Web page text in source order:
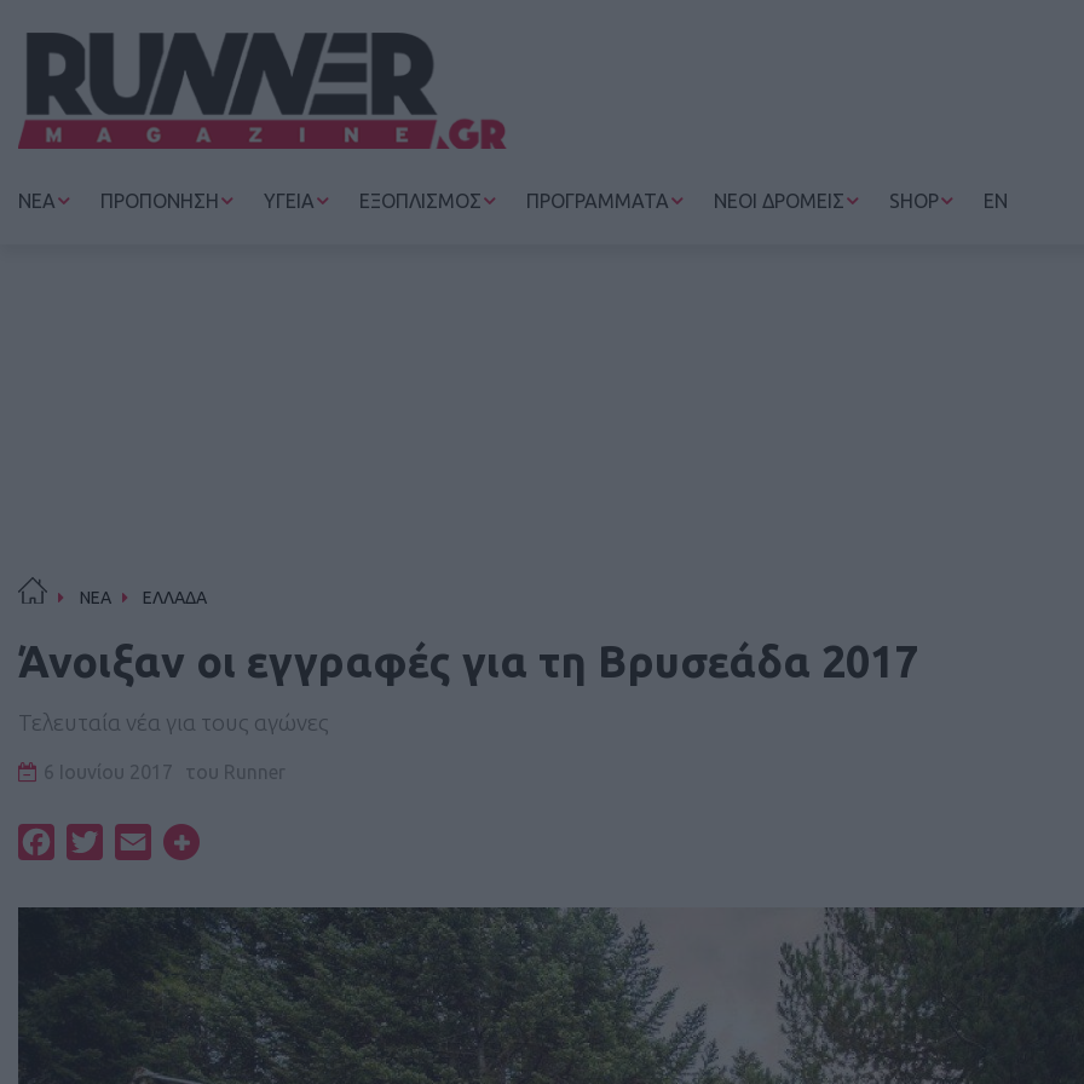
ΝΕΑ ΠΡΟΠΟΝΗΣΗ ΥΓΕΙΑ ΕΞΟΠΛΙΣΜΟΣ ΠΡΟΓΡΑΜΜΑΤΑ ΝΕΟΙ ΔΡΟΜΕΙΣ SHOP EN
ΝΕΑ ΕΛΛΑΔΑ
Άνοιξαν οι εγγραφές για τη Βρυσεάδα 2017
Τελευταία νέα για τους αγώνες
6 Ιουνίου 2017 του Runner
FacebookTwitterEmail